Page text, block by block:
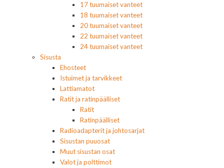
17 tuumaiset vanteet
18 tuumaiset vanteet
20 tuumaiset vanteet
22 tuumaiset vanteet
24 tuumaiset vanteet
Sisusta
Ehosteet
Istuimet ja tarvikkeet
Lattiamatot
Ratit ja ratinpäälliset
Ratit
Ratinpäälliset
Radioadapterit ja johtosarjat
Sisustan puuosat
Muut sisustan osat
Valot ja polttimot